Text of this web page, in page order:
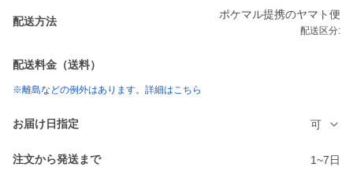
配送方法
ポケマル提携のヤマト便
配送区分:
配送料金（送料）
※離島などの例外はあります。詳細はこちら
お届け日指定 可
注文から発送まで 1~7日